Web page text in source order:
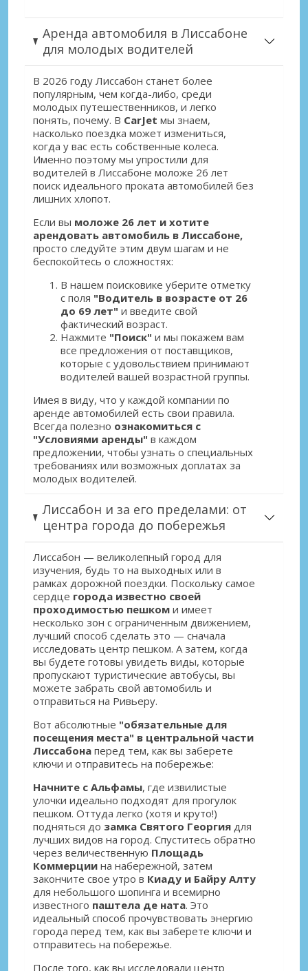
Аренда автомобиля в Лиссабоне
для молодых водителей
В 2026 году Лиссабон станет более
популярным, чем когда-либо, среди
молодых путешественников, и легко
понять, почему. В CarJet мы знаем,
насколько поездка может измениться,
когда у вас есть собственные колеса.
Именно поэтому мы упростили для
водителей в Лиссабоне моложе 26 лет
поиск идеального проката автомобилей без
лишних хлопот.
Если вы моложе 26 лет и хотите
арендовать автомобиль в Лиссабоне,
просто следуйте этим двум шагам и не
беспокойтесь о сложностях:
В нашем поисковике уберите отметку
с поля "Водитель в возрасте от 26
до 69 лет" и введите свой
фактический возраст.
Нажмите "Поиск" и мы покажем вам
все предложения от поставщиков,
которые с удовольствием принимают
водителей вашей возрастной группы.
Имея в виду, что у каждой компании по
аренде автомобилей есть свои правила.
Всегда полезно ознакомиться с
"Условиями аренды" в каждом
предложении, чтобы узнать о специальных
требованиях или возможных доплатах за
молодых водителей.
Лиссабон и за его пределами: от
центра города до побережья
Лиссабон — великолепный город для
изучения, будь то на выходных или в
рамках дорожной поездки. Поскольку самое
сердце города известно своей
проходимостью пешком и имеет
несколько зон с ограниченным движением,
лучший способ сделать это — сначала
исследовать центр пешком. А затем, когда
вы будете готовы увидеть виды, которые
пропускают туристические автобусы, вы
можете забрать свой автомобиль и
отправиться на Ривьеру.
Вот абсолютные "обязательные для
посещения места" в центральной части
Лиссабона перед тем, как вы заберете
ключи и отправитесь на побережье:
Начните с Альфамы, где извилистые
улочки идеально подходят для прогулок
пешком. Оттуда легко (хотя и круто!)
подняться до замка Святого Георгия для
лучших видов на город. Спуститесь обратно
через величественную Площадь
Коммерции на набережной, затем
закончите свое утро в Киаду и Байру Алту
для небольшого шопинга и всемирно
известного паштела де ната. Это
идеальный способ прочувствовать энергию
города перед тем, как вы заберете ключи и
отправитесь на побережье.
После того, как вы исследовали центр